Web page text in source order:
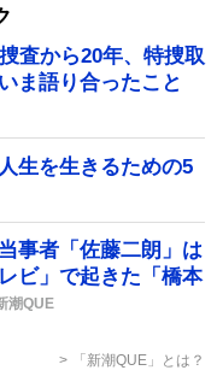
査から20年、特捜取
ま語り合ったこと
生を生きるための5
事者「佐藤二朗」は
ビ」で起きた「橋本
潮QUE
「新潮QUE」とは？